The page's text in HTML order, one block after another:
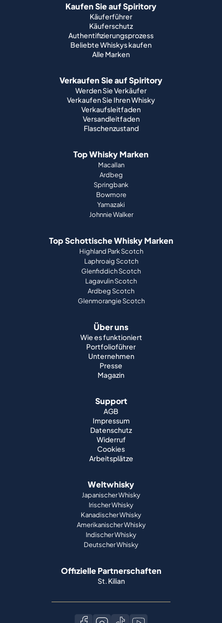
Kaufen Sie auf Spiritory
Käuferführer
Käuferschutz
Authentifizierungsprozess
Beliebte Whiskys kaufen
Alle Marken
Verkaufen Sie auf Spiritory
Werden Sie Verkäufer
Verkaufen Sie Ihren Whisky
Verkaufsleitfaden
Versandleitfaden
Flaschenzustand
Top Whisky Marken
Macallan
Ardbeg
Springbank
Bowmore
Yamazaki
Johnnie Walker
Top Schottische Whisky Marken
Highland Park Scotch
Laphroaig Scotch
Glenfiddich Scotch
Lagavulin Scotch
Ardbeg Scotch
Glenmorangie Scotch
Über uns
Wie es funktioniert
Portfolioführer
Unternehmen
Presse
Magazin
Support
AGB
Impressum
Datenschutz
Widerruf
Cookies
Arbeitsplätze
Weltwhisky
Japanischer Whisky
Irischer Whisky
Kanadischer Whisky
Amerikanischer Whisky
Indischer Whisky
Deutscher Whisky
Offizielle Partnerschaften
St. Kilian